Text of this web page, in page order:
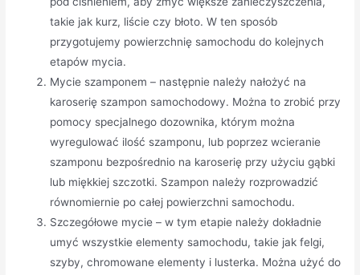
takie jak kurz, liście czy błoto. W ten sposób
przygotujemy powierzchnię samochodu do kolejnych
etapów mycia.
Mycie szamponem – następnie należy nałożyć na
karoserię szampon samochodowy. Można to zrobić przy
pomocy specjalnego dozownika, którym można
wyregulować ilość szamponu, lub poprzez wcieranie
szamponu bezpośrednio na karoserię przy użyciu gąbki
lub miękkiej szczotki. Szampon należy rozprowadzić
równomiernie po całej powierzchni samochodu.
Szczegółowe mycie – w tym etapie należy dokładnie
umyć wszystkie elementy samochodu, takie jak felgi,
szyby, chromowane elementy i lusterka. Można użyć do